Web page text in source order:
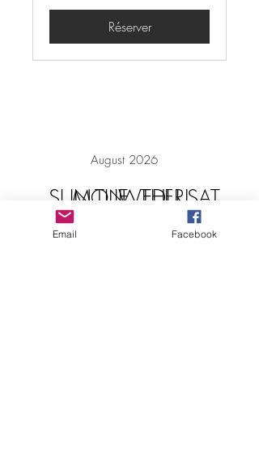
Réserver
August 2026
SUNMON
TUEWED
THU
FRISAT
Email Facebook